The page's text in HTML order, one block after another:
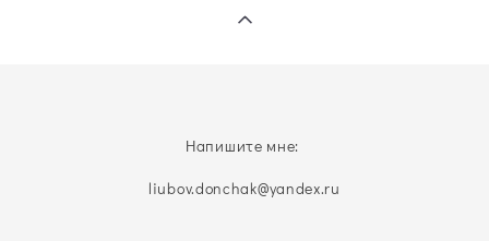
Напишите мне:
liubov.donchak@yandex.ru